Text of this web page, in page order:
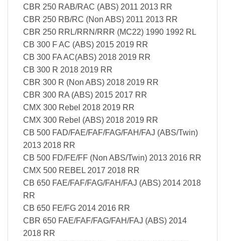
CBR 250 RAB/RAC (ABS) 2011 2013 RR
CBR 250 RB/RC (Non ABS) 2011 2013 RR
CBR 250 RRL/RRN/RRR (MC22) 1990 1992 RL
CB 300 F AC (ABS) 2015 2019 RR
CB 300 FA AC(ABS) 2018 2019 RR
CB 300 R 2018 2019 RR
CBR 300 R (Non ABS) 2018 2019 RR
CBR 300 RA (ABS) 2015 2017 RR
CMX 300 Rebel 2018 2019 RR
CMX 300 Rebel (ABS) 2018 2019 RR
CB 500 FAD/FAE/FAF/FAG/FAH/FAJ (ABS/Twin)
2013 2018 RR
CB 500 FD/FE/FF (Non ABS/Twin) 2013 2016 RR
CMX 500 REBEL 2017 2018 RR
CB 650 FAE/FAF/FAG/FAH/FAJ (ABS) 2014 2018
RR
CB 650 FE/FG 2014 2016 RR
CBR 650 FAE/FAF/FAG/FAH/FAJ (ABS) 2014
2018 RR